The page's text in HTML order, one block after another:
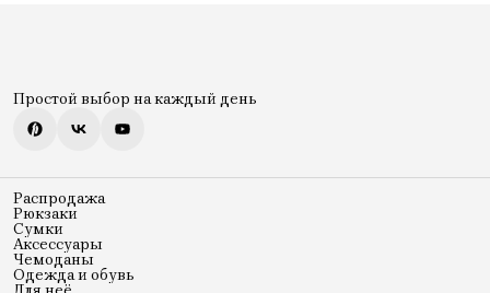
Простой выбор на каждый день
Распродажа
Рюкзаки
Сумки
Аксессуары
Чемоданы
Одежда и обувь